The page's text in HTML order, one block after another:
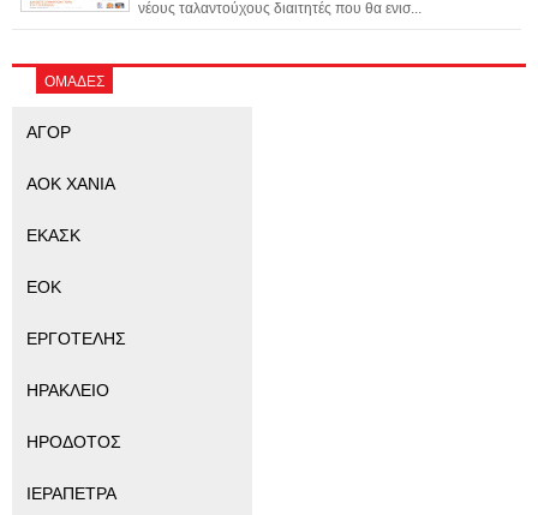
νέους ταλαντούχους διαιτητές που θα ενισ...
ΟΜΑΔΕΣ
ΑΓΟΡ
ΑΟΚ ΧΑΝΙΑ
ΕΚΑΣΚ
ΕΟΚ
ΕΡΓΟΤΕΛΗΣ
ΗΡΑΚΛΕΙΟ
ΗΡΟΔΟΤΟΣ
ΙΕΡΑΠΕΤΡΑ